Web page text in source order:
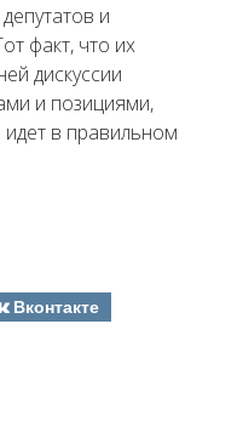
и
факт, что их
дискуссии
и позициями,
идет в правильном
Вконтакте